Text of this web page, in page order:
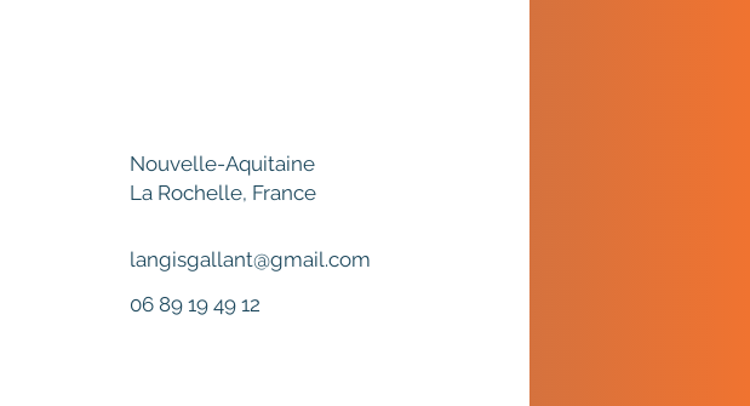
Nouvelle-Aquitaine
La Rochelle, France
langisgallant@gmail.com
06 89 19 49 12